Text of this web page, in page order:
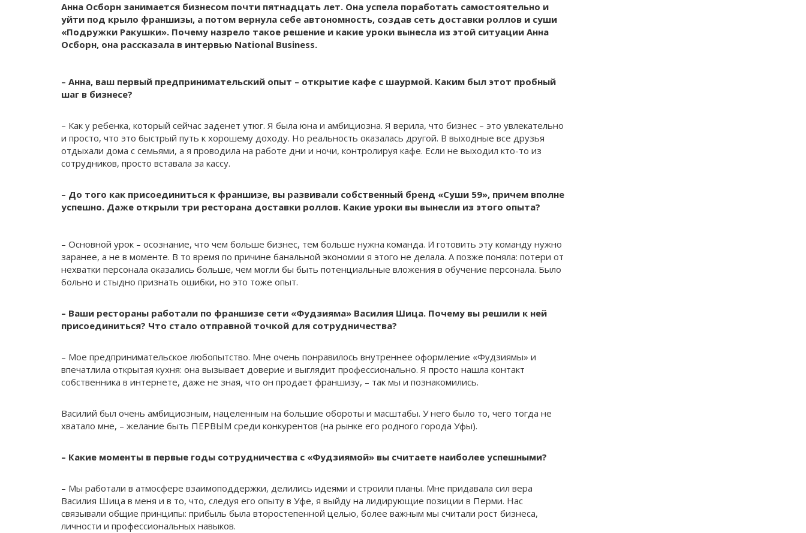
Анна Осборн занимается бизнесом почти пятнадцать лет. Она успела поработать самостоятельно и
уйти под крыло франшизы, а потом вернула себе автономность, создав сеть доставки роллов и суши
«Подружки Ракушки». Почему назрело такое решение и какие уроки вынесла из этой ситуации Анна
Осборн, она рассказала в интервью National Business.
– Анна, ваш первый предпринимательский опыт – открытие кафе с шаурмой. Каким был этот пробный
шаг в бизнесе?
– Как у ребенка, который сейчас заденет утюг. Я была юна и амбициозна. Я верила, что бизнес – это увлекательно
и просто, что это быстрый путь к хорошему доходу. Но реальность оказалась другой. В выходные все друзья
отдыхали дома с семьями, а я проводила на работе дни и ночи, контролируя кафе. Если не выходил кто-то из
сотрудников, просто вставала за кассу.
– До того как присоединиться к франшизе, вы развивали собственный бренд «Суши 59», причем вполне
успешно. Даже открыли три ресторана доставки роллов. Какие уроки вы вынесли из этого опыта?
– Основной урок – осознание, что чем больше бизнес, тем больше нужна команда. И готовить эту команду нужно
заранее, а не в моменте. В то время по причине банальной экономии я этого не делала. А позже поняла: потери от
нехватки персонала оказались больше, чем могли бы быть потенциальные вложения в обучение персонала. Было
больно и стыдно признать ошибки, но это тоже опыт.
– Ваши рестораны работали по франшизе сети «Фудзияма» Василия Шица. Почему вы решили к ней
присоединиться? Что стало отправной точкой для сотрудничества?
– Мое предпринимательское любопытство. Мне очень понравилось внутреннее оформление «Фудзиямы» и
впечатлила открытая кухня: она вызывает доверие и выглядит профессионально. Я просто нашла контакт
собственника в интернете, даже не зная, что он продает франшизу, – так мы и познакомились.
Василий был очень амбициозным, нацеленным на большие обороты и масштабы. У него было то, чего тогда не
хватало мне, – желание быть ПЕРВЫМ среди конкурентов (на рынке его родного города Уфы).
– Какие моменты в первые годы сотрудничества с «Фудзиямой» вы считаете наиболее успешными?
– Мы работали в атмосфере взаимоподдержки, делились идеями и строили планы. Мне придавала сил вера
Василия Шица в меня и в то, что, следуя его опыту в Уфе, я выйду на лидирующие позиции в Перми. Нас
связывали общие принципы: прибыль была второстепенной целью, более важным мы считали рост бизнеса,
личности и профессио­нальных навыков.